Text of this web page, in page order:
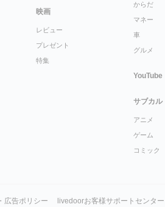
映画
レビュー
プレゼント
特集
からだ
マネー
車
グルメ
YouTube
サブカル
アニメ
ゲーム
コミック
広告ポリシー livedoorお客様サポートセンター